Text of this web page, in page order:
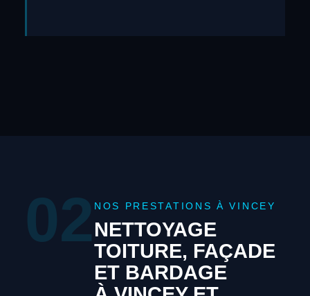
02 NOS PRESTATIONS À VINCEY
NETTOYAGE
TOITURE, FAÇADE
ET BARDAGE